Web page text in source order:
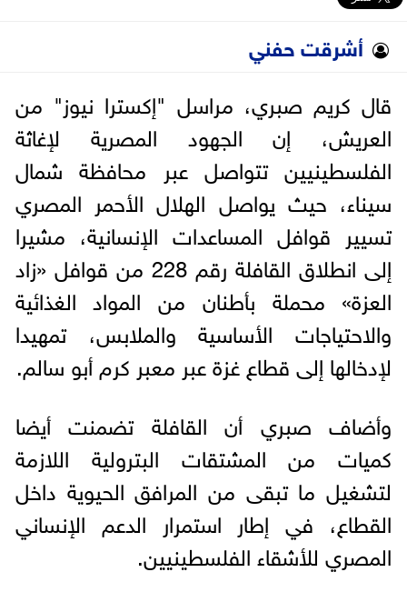
أشرقت حفني
قال كريم صبري، مراسل "إكسترا نيوز" من
العريش، إن الجهود المصرية لإغاثة
الفلسطينيين تتواصل عبر محافظة شمال
سيناء، حيث يواصل الهلال الأحمر المصري
تسيير قوافل المساعدات الإنسانية، مشيرا
إلى انطلاق القافلة رقم 228 من قوافل «زاد
العزة» محملة بأطنان من المواد الغذائية
والاحتياجات الأساسية والملابس، تمهيدا
لإدخالها إلى قطاع غزة عبر معبر كرم أبو سالم.
وأضاف صبري أن القافلة تضمنت أيضا
كميات من المشتقات البترولية اللازمة
لتشغيل ما تبقى من المرافق الحيوية داخل
القطاع، في إطار استمرار الدعم الإنساني
المصري للأشقاء الفلسطينيين.